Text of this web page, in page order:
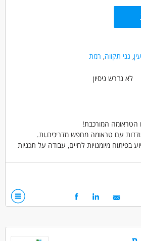
, גני תקווה, רמת
לא נדרש ניסיון
הטראומה המורכבת!
עם טראומה מחפש מדריכים.ות.
בפיתוח מיומנויות לחיים, עבודה על תכניות